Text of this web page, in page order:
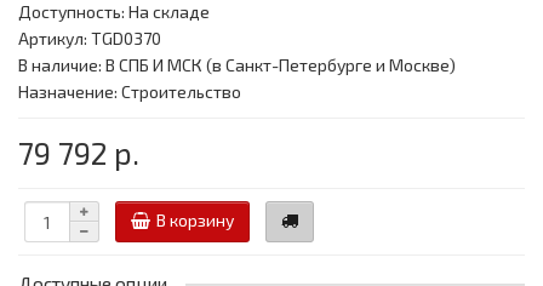
Доступность: На складе
Артикул: TGD0370
В наличие: В СПБ И МСК (в Санкт-Петербурге и Москве)
Назначение: Строительство
79 792 р.
В корзину